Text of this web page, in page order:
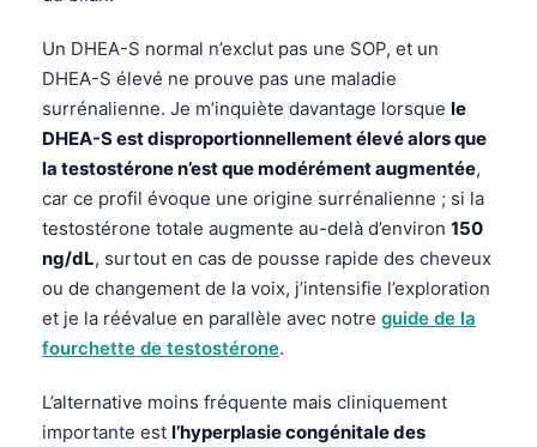
Un DHEA-S normal n’exclut pas une SOP, et un
DHEA-S élevé ne prouve pas une maladie
surrénalienne. Je m’inquiète davantage lorsque le
DHEA-S est disproportionnellement élevé alors que
la testostérone n’est que modérément augmentée,
car ce profil évoque une origine surrénalienne ; si la
testostérone totale augmente au-delà d’environ 150
ng/dL, surtout en cas de pousse rapide des cheveux
ou de changement de la voix, j’intensifie l’exploration
et je la réévalue en parallèle avec notre guide de la
fourchette de testostérone.
L’alternative moins fréquente mais cliniquement
importante est l’hyperplasie congénitale des